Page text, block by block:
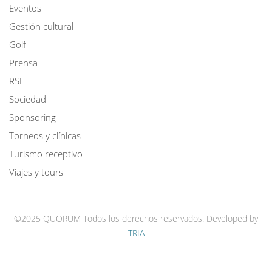
Eventos
Gestión cultural
Golf
Prensa
RSE
Sociedad
Sponsoring
Torneos y clínicas
Turismo receptivo
Viajes y tours
©2025 QUORUM Todos los derechos reservados. Developed by
TRIA